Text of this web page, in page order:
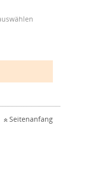
Seitenanfang